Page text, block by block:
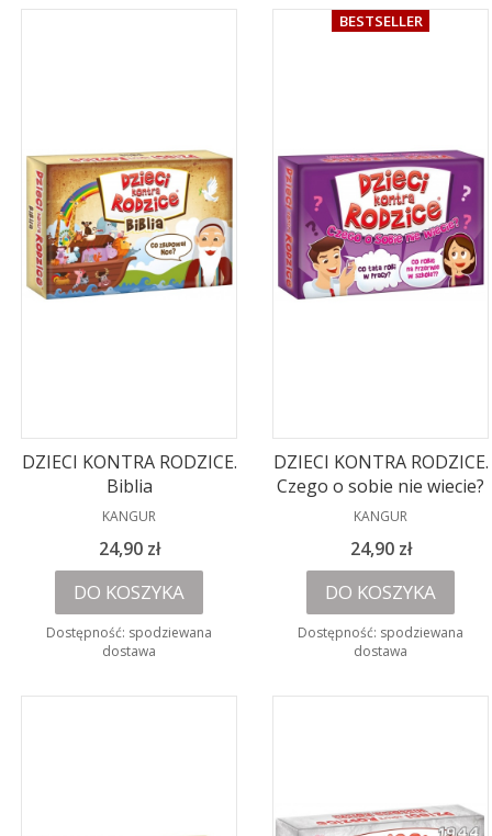
DZIECI KONTRA RODZICE.
Biblia
PRODUCENT
KANGUR
Cena
24,90 zł
DO KOSZYKA
Dostępność: spodziewana
dostawa
BESTSELLER
DZIECI KONTRA RODZICE.
Czego o sobie nie wiecie?
PRODUCENT
KANGUR
Cena
24,90 zł
DO KOSZYKA
Dostępność: spodziewana
dostawa